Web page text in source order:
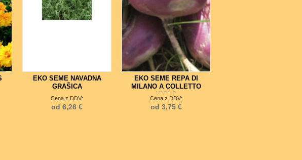
EKO SEME NAVADNA
GRAŠICA
Cena z DDV:
od 6,26 €
EKO SEME REPA DI
MILANO A COLLETTO
VIOLA
Cena z DDV:
od 3,75 €